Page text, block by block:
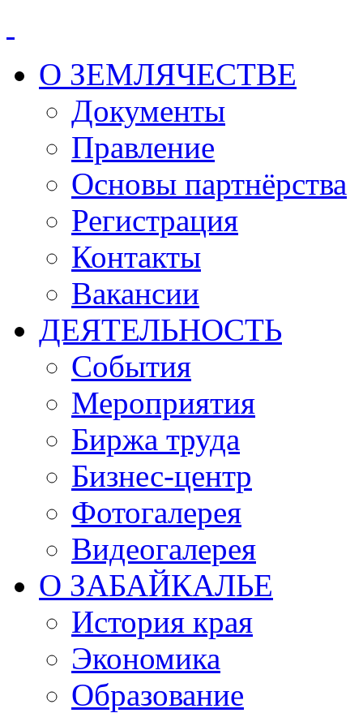
О ЗЕМЛЯЧЕСТВЕ
Документы
Правление
Основы партнёрства
Регистрация
Контакты
Вакансии
ДЕЯТЕЛЬНОСТЬ
События
Мероприятия
Биржа труда
Бизнес-центр
Фотогалерея
Видеогалерея
О ЗАБАЙКАЛЬЕ
История края
Экономика
Образование